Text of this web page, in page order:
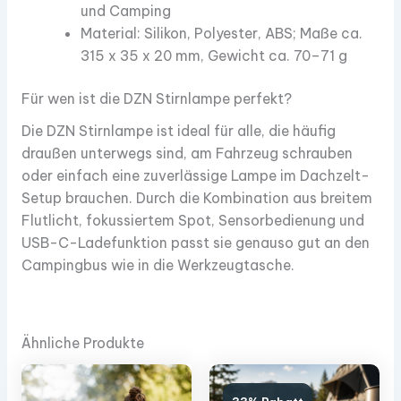
und Camping​
Material: Silikon, Polyester, ABS; Maße ca.
315 x 35 x 20 mm, Gewicht ca. 70–71 g​
Für wen ist die DZN Stirnlampe perfekt?
Die DZN Stirnlampe ist ideal für alle, die häufig
draußen unterwegs sind, am Fahrzeug schrauben
oder einfach eine zuverlässige Lampe im Dachzelt-
Setup brauchen. Durch die Kombination aus breitem
Flutlicht, fokussiertem Spot, Sensorbedienung und
USB-C-Ladefunktion passt sie genauso gut an den
Campingbus wie in die Werkzeugtasche.
Ähnliche Produkte